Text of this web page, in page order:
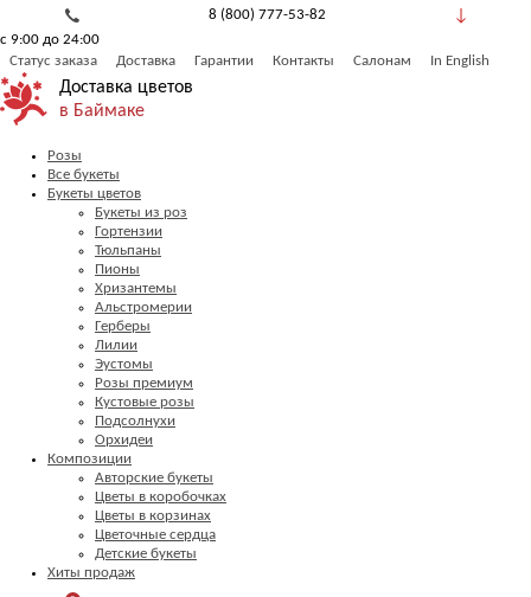
8 (800) 777-53-82
с 9:00 до 24:00
Статус заказа
Доставка Гарантии Контакты Салонам In English
Доставка цветов
в Баймаке
Розы
Все букеты
Букеты цветов
Букеты из роз
Гортензии
Тюльпаны
Пионы
Хризантемы
Альстромерии
Герберы
Лилии
Эустомы
Розы премиум
Кустовые розы
Подсолнухи
Орхидеи
Композиции
Авторские букеты
Цветы в коробочках
Цветы в корзинах
Цветочные сердца
Детские букеты
Хиты продаж